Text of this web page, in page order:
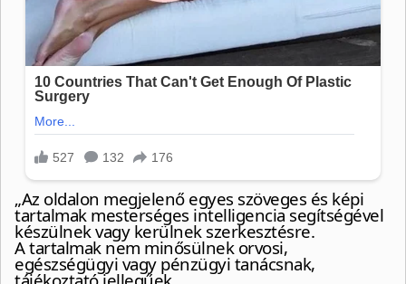
„Az oldalon megjelenő egyes szöveges és képi
tartalmak mesterséges intelligencia segítségével
készülnek vagy kerülnek szerkesztésre.
A tartalmak nem minősülnek orvosi,
egészségügyi vagy pénzügyi tanácsnak,